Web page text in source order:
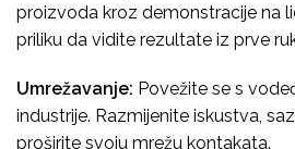
proizvoda kroz demonstracije na
priliku da vidite rezultate iz prve
Umrežavanje: Povežite se s
industrije. Razmijenite iskustva,
proširite svoju mrežu kontakata.